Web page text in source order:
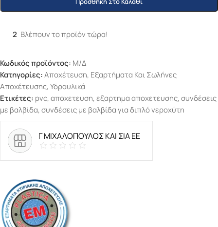
2 Βλέπουν το προϊόν τώρα!
Κωδικός προϊόντος: Μ/Δ
Κατηγορίες:Αποχέτευση, Εξαρτήματα Και Σωλήνες
Αποχέτευσης,Υδραυλικά
Ετικέτες: pvc,αποχετευση,εξαρτημα αποχετευσης,συνδέσεις
με βαλβίδα,συνδέσεις με βαλβίδα για διπλό νεροχύτη
Γ ΜΙΧΑΛΟΠΟΥΛΟΣ ΚΑΙ ΣΙΑ ΕΕ